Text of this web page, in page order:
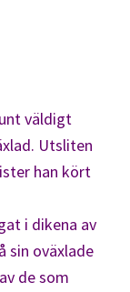
väldigt
Utsliten
han kört
i dikena av
oväxlade
de som